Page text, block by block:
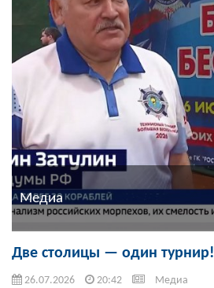
Медиа
Две столицы — один турнир!
26.07.2026 20:42 Медиа